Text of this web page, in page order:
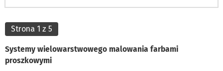
Strona 1 z 5
Systemy wielowarstwowego malowania farbami
proszkowymi